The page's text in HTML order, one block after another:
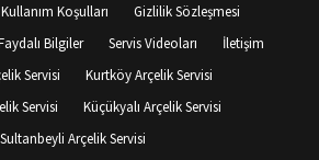
Kullanım Koşulları
Gizlilik Sözleşmesi
Bilgiler Servis Videoları
İletişim
Servisi
Kurtköy Arçelik Servisi
Servisi
Küçükyalı Arçelik Servisi
Sultanbeyli Arçelik Servisi